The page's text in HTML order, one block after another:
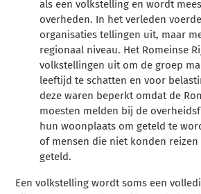
als een volkstelling en wordt
overheden. In het verleden
organisaties tellingen uit, maar
regionaal niveau. Het Romeinse
volkstellingen uit om de groep
leeftijd te schatten en voor
deze waren beperkt omdat de
moesten melden bij de
hun woonplaats om geteld te
of mensen die niet konden reizen
geteld.
Een volkstelling wordt soms een